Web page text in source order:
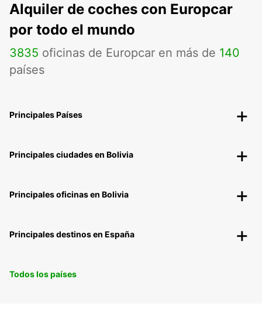
Alquiler de coches con Europcar
por todo el mundo
3835 oficinas de Europcar en más de 140
países
Principales Países
Principales ciudades en Bolivia
Principales oficinas en Bolivia
Principales destinos en España
Todos los países